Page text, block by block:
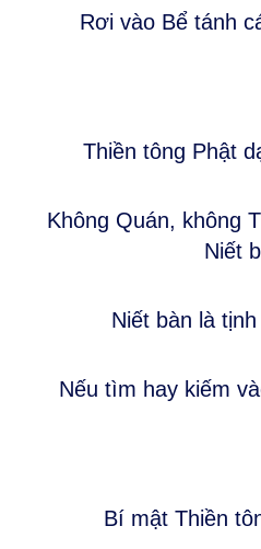
Rơi vào Bể tánh
Thiền tông Phật
Không Quán, không
Niết
Niết bàn là
Nếu tìm hay kiếm
Bí mật Thiền